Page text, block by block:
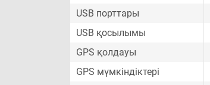
USB порттары
USB қосылымы
GPS қолдауы
GPS мүмкіндіктері